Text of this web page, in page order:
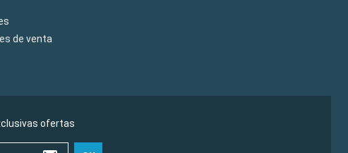
de venta
ofertas